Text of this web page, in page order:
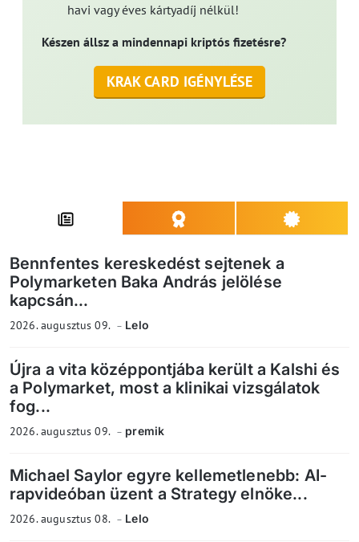
havi vagy éves kártyadíj nélkül!
Készen állsz a mindennapi kriptós fizetésre?
KRAK CARD IGÉNYLÉSE
Bennfentes kereskedést sejtenek a
Polymarketen Baka András jelölése
kapcsán...
2026. augusztus 09. Lelo
Újra a vita középpontjába került a Kalshi és
a Polymarket, most a klinikai vizsgálatok
fog...
2026. augusztus 09. premik
Michael Saylor egyre kellemetlenebb: AI-
rapvideóban üzent a Strategy elnöke...
2026. augusztus 08. Lelo